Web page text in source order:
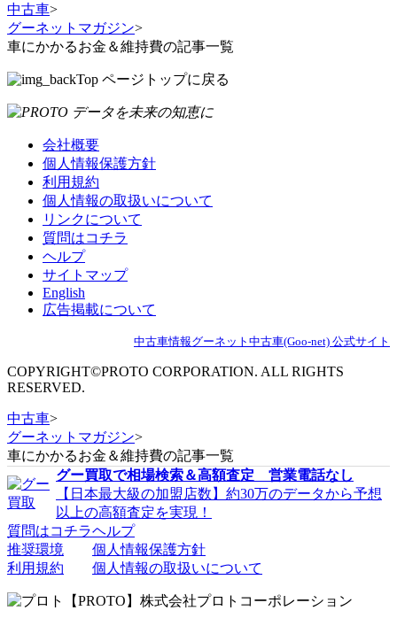
中古車>
グーネットマガジン>
車にかかるお金＆維持費の記事一覧
ページトップに戻る
会社概要
個人情報保護方針
利用規約
個人情報の取扱いについて
リンクについて
質問はコチラ
ヘルプ
サイトマップ
English
広告掲載について
中古車情報グーネット中古車(Goo-net) 公式サイト
COPYRIGHT©PROTO CORPORATION. ALL RIGHTS
RESERVED.
中古車>
グーネットマガジン>
車にかかるお金＆維持費の記事一覧
グー買取で相場検索＆高額査定 営業電話なし
【日本最大級の加盟店数】約30万のデータから予想
以上の高額査定を実現！
質問はコチラヘルプ
推奨環境
個人情報保護方針
利用規約
個人情報の取扱いについて